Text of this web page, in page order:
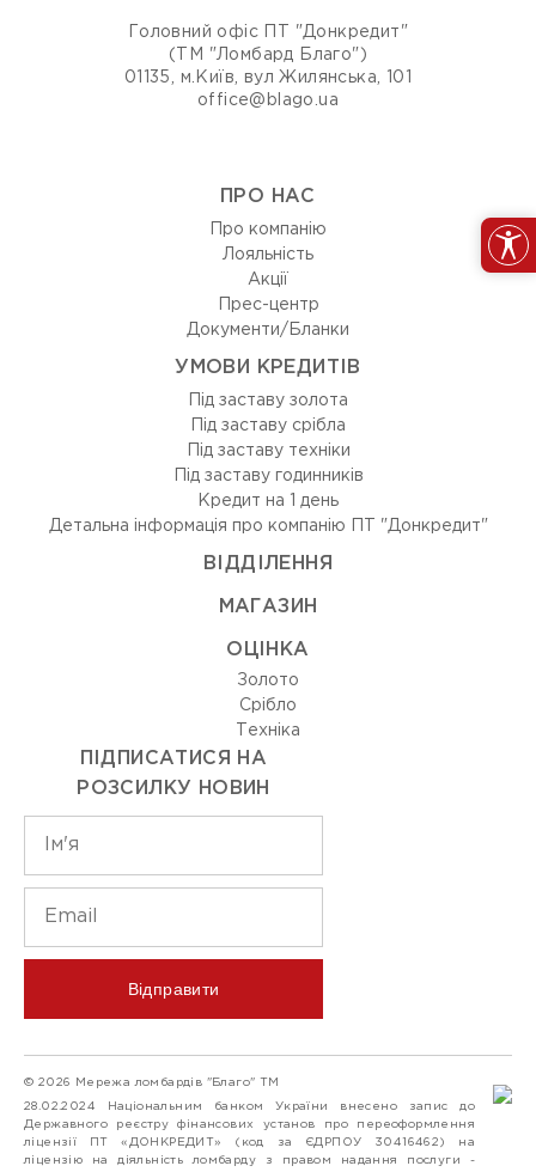
Головний офіс ПТ "Донкредит"
(ТМ "Ломбард Благо")
01135, м.Київ, вул Жилянська, 101
office@blago.ua
ПРО НАС
Про компанію
Лояльність
Акції
Прес-центр
Документи/Бланки
УМОВИ КРЕДИТІВ
Під заставу золота
Під заставу срібла
Під заставу техніки
Під заставу годинників
Кредит на 1 день
Детальна інформація про компанію ПТ "Донкредит"
ВIДДIЛЕННЯ
МАГАЗИН
ОЦIНКА
Золото
Срiбло
Технiка
ПІДПИСАТИСЯ НА
РОЗСИЛКУ НОВИН
Відправити
© 2026 Мережа ломбардів "Благо" ТМ
28.02.2024 Національним банком України внесено запис до
Державного реєстру фінансових установ про переоформлення
ліцензії ПТ «ДОНКРЕДИТ» (код за ЄДРПОУ 30416462) на
ліцензію на діяльність ломбарду з правом надання послуги -